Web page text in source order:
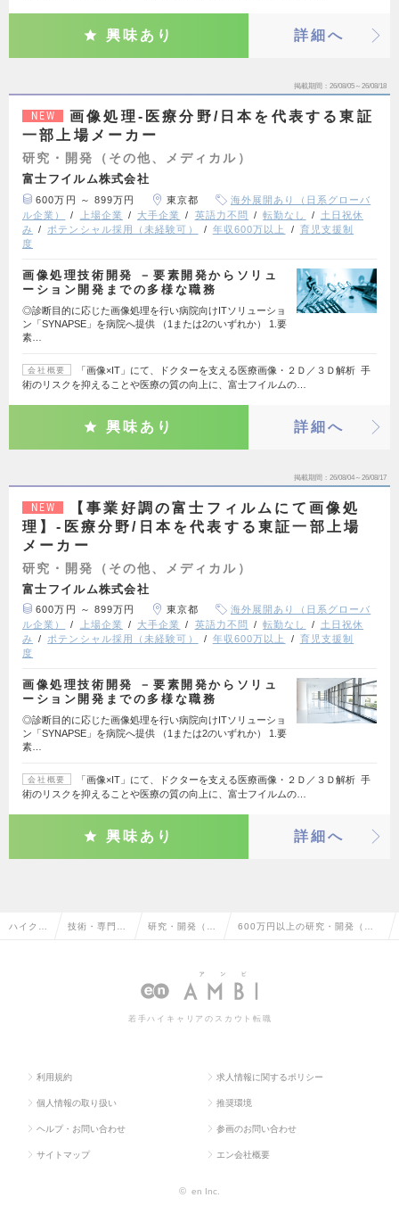
興味あり 詳細へ
掲載期間 26/08/05～26/08/18
NEW
画像処理‐医療分野/日本を代表する東証
一部上場メーカー
研究・開発（その他、メディカル）
富士フイルム株式会社
600万円 ～ 899万円 東京都
海外展開あり（日系グローバ
ル企業）
上場企業 大手企業 英語力不問 転勤なし
土日祝休
み
ポテンシャル採用（未経験可） 年収600万以上
育児支援制
度
画像処理技術開発 －要素開発からソリュ
ーション開発までの多様な職務
◎診断目的に応じた画像処理を行い病院向けITソリューショ
ン「SYNAPSE」を病院へ提供 （1または2のいずれか） 1.要
素…
会社概要
「画像×IT」にて、ドクターを支える医療画像・２Ｄ／３Ｄ解析 手
術のリスクを抑えることや医療の質の向上に、富士フイルムの…
興味あり 詳細へ
掲載期間 26/08/04～26/08/17
NEW
【事業好調の富士フィルムにて画像処
理】‐医療分野/日本を代表する東証一部上場
メーカー
研究・開発（その他、メディカル）
富士フイルム株式会社
600万円 ～ 899万円 東京都
海外展開あり（日系グローバ
ル企業）
上場企業 大手企業 英語力不問 転勤なし
土日祝休
み
ポテンシャル採用（未経験可） 年収600万以上
育児支援制
度
画像処理技術開発 －要素開発からソリュ
ーション開発までの多様な職務
◎診断目的に応じた画像処理を行い病院向けITソリューショ
ン「SYNAPSE」を病院へ提供 （1または2のいずれか） 1.要
素…
会社概要
「画像×IT」にて、ドクターを支える医療画像・２Ｄ／３Ｄ解析 手
術のリスクを抑えることや医療の質の向上に、富士フイルムの…
興味あり 詳細へ
ハイクラ 技術・専門職 研究・開発（そ
ル）
600万円以上の研究・開発（そ
人情報一覧
若手ハイキャリアのスカウト転職
利用規約 求人情報に関するポリシー
個人情報の取り扱い 推奨環境
ヘルプ・お問い合わせ 参画のお問い合わせ
サイトマップ エン会社概要
© en Inc.